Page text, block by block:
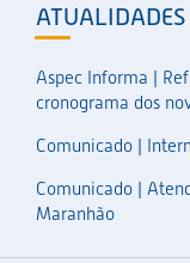
ATUALIDADES
Aspec Informa |
cronograma dos
Comunicado |
Comunicado |
Maranhão